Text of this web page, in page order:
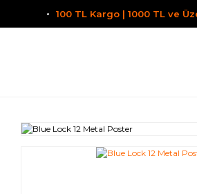
100 TL Kargo | 1000 TL ve